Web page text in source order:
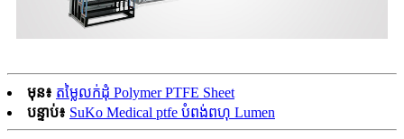
មុន៖ តម្លៃលក់ដុំ Polymer PTFE Sheet
បន្ទាប់៖ SuKo Medical ptfe បំពង់ពហុ Lumen